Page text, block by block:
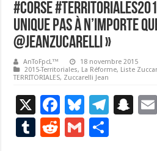
#Corse
Unique pas à n’importe
@JeanZucarelli »
AnToFpcL™
18 novembre 2015
2015-Territoriales, La Réforme, Liste
TERRITORIALES, Zuccarelli Jean
X
F
ac
e
Bl
u
es
T
S
T
R
G